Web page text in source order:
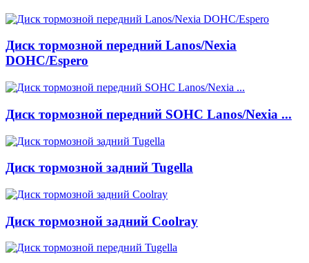
Диск тормозной передний Lanos/Nexia
DOHC/Espero
Диск тормозной передний SOHC Lanos/Nexia ...
Диск тормозной задний Tugella
Диск тормозной задний Coolray